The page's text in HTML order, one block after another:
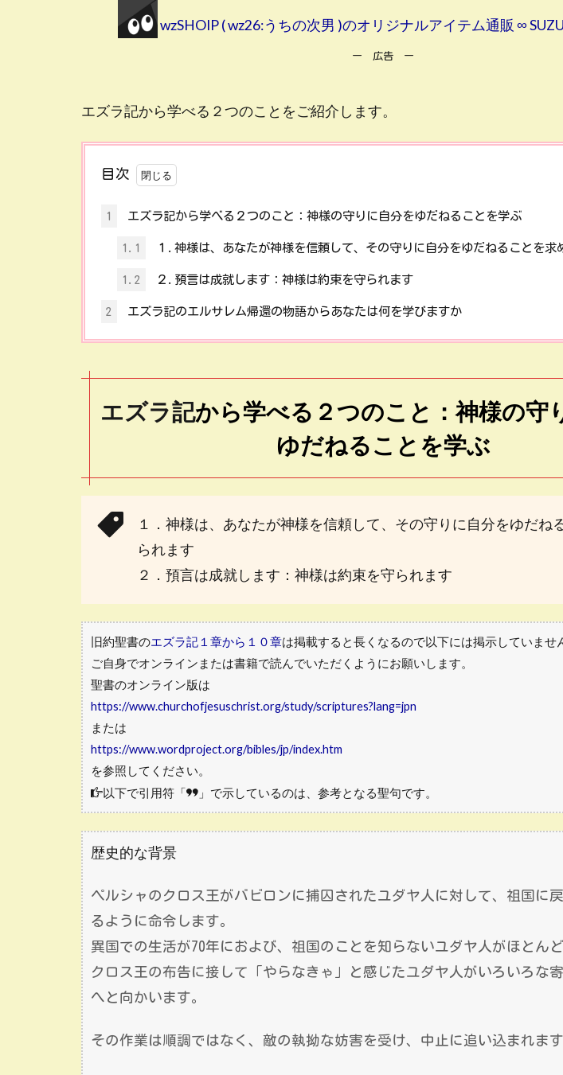
wzSHOIP ( wz26:うちの次男 )のオリジナルアイテム通販 ∞
ー 広告 ー
エズラ記から学べる２つのことをご紹介します。
目次
1 エズラ記から学べる２つのこと：神様の守りに自分をゆだねることを学ぶ
1.1 １.神様は、あなたが神様を信頼して、その守りに自分をゆだねることを求
1.2 ２.預言は成就します：神様は約束を守られます
2 エズラ記のエルサレム帰還の物語からあなたは何を学びますか
エズラ記から学べる２つのこと：神様の守
ゆだねることを学ぶ
１．神様は、あなたが神様を信頼して、その守りに自分をゆだね
られます
２．預言は成就します：神様は約束を守られます
旧約聖書のエズラ記１章から１０章は掲載すると長くなるので以下には掲示していませ
ご自身でオンラインまたは書籍で読んでいただくようにお願いします。
聖書のオンライン版は
https://www.churchofjesuschrist.org/study/scriptures?lang=jpn
または
https://www.wordproject.org/bibles/jp/index.htm
を参照してください。
以下で引用符「
」で示しているのは、参考となる聖句です。
歴史的な背景
ペルシャのクロス王がバビロンに捕囚されたユダヤ人に対して、祖国に
るように命令します。
異国での生活が70年におよび、祖国のことを知らないユダヤ人がほとんど
クロス王の布告に接して「やらなきゃ」と感じたユダヤ人がいろいろな
へと向かいます。
その作業は順調ではなく、敵の執拗な妨害を受け、中止に追い込まれます